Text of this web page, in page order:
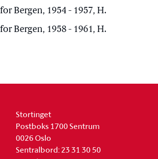
Bergen, 1954 - 1957, H.
Bergen, 1958 - 1961, H.
Stortinget
Postboks 1700 Sentrum
0026 Oslo
Sentralbord: 23 31 30 50